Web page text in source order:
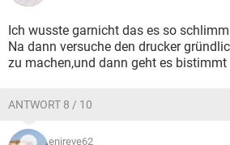
Ich wusste garnicht das es so
Na dann versuche den drucker
zu machen,und dann geht es bistimmt
ANTWORT 8 / 10
enireve62